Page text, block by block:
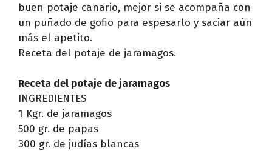
buen potaje canario, mejor si se acompaña con
un puñado de gofio para espesarlo y saciar aún
más el apetito.
Receta del potaje de jaramagos.
Receta del potaje de jaramagos
INGREDIENTES
1 Kgr. de jaramagos
500 gr. de papas
300 gr. de judías blancas